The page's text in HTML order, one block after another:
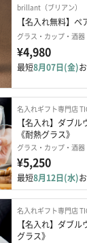
brillant（ブリアン）
【名入れ無料】
グラス・カップ・酒器
¥4,980
最短8月07日(金)
名入れギフト専門店
【名入れ】ダブ
《耐熱グラス》
グラス・カップ・酒器
¥5,250
最短8月12日(水)
名入れギフト専門店
【名入れ】ダブ
グラス》